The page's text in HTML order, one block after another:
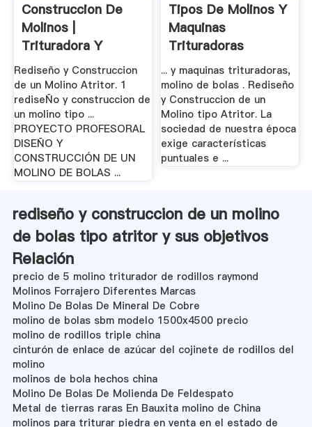
Construccion De
Molinos |
Trituradora Y
Molinos
Rediseño y Construccion
de un Molino Atritor. 1
rediseÑo y construccion de
un molino tipo ...
PROYECTO PROFESORAL
DISEÑO Y
CONSTRUCCIÓN DE UN
MOLINO DE BOLAS ...
Tipos De Molinos Y
Maquinas
Trituradoras
... y maquinas trituradoras,
molino de bolas . Rediseño
y Construccion de un
Molino tipo Atritor. La
sociedad de nuestra época
exige características
puntuales e ...
rediseño y construccion de un molino
de bolas tipo atritor y sus objetivos
Relación
precio de 5 molino triturador de rodillos raymond
Molinos Forrajero Diferentes Marcas
Molino De Bolas De Mineral De Cobre
molino de bolas sbm modelo 1500x4500 precio
molino de rodillos triple china
cinturón de enlace de azúcar del cojinete de rodillos del
molino
molinos de bola hechos china
Molino De Bolas De Molienda De Feldespato
Metal de tierras raras En Bauxita molino de China
molinos para triturar piedra en venta en el estado de